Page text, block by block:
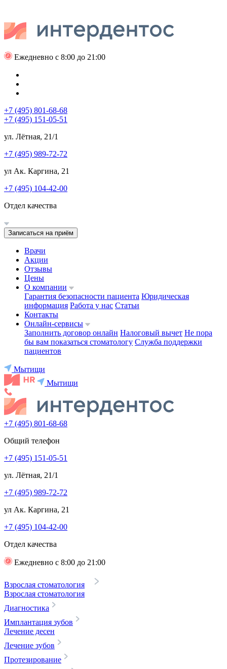
Ежедневно с 8:00 до 21:00
+7 (495) 801-68-68
+7 (495) 151-05-51
ул. Лётная, 21/1
+7 (495) 989-72-72
ул Ак. Каргина, 21
+7 (495) 104-42-00
Отдел качества
Записаться на приём
Врачи
Акции
Отзывы
Цены
О компании
Гарантия безопасности пациента Юридическая
информация Работа у нас Статьи
Контакты
Онлайн-сервисы
Заполнить договор онлайн Налоговый вычет Не пора
бы вам показаться стоматологу Служба поддержки
пациентов
Мытищи
Мытищи
+7 (495) 801-68-68
Общий телефон
+7 (495) 151-05-51
ул. Лётная, 21/1
+7 (495) 989-72-72
ул Ак. Каргина, 21
+7 (495) 104-42-00
Отдел качества
Ежедневно с 8:00 до 21:00
Взрослая стоматология
Взрослая стоматология
Диагностика
Имплантация зубов
Лечение десен
Лечение зубов
Протезирование